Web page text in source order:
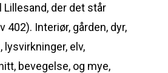
Lillesand, der det står
402). Interiør, gården, dyr,
lysvirkninger, elv,
bevegelse, og mye,